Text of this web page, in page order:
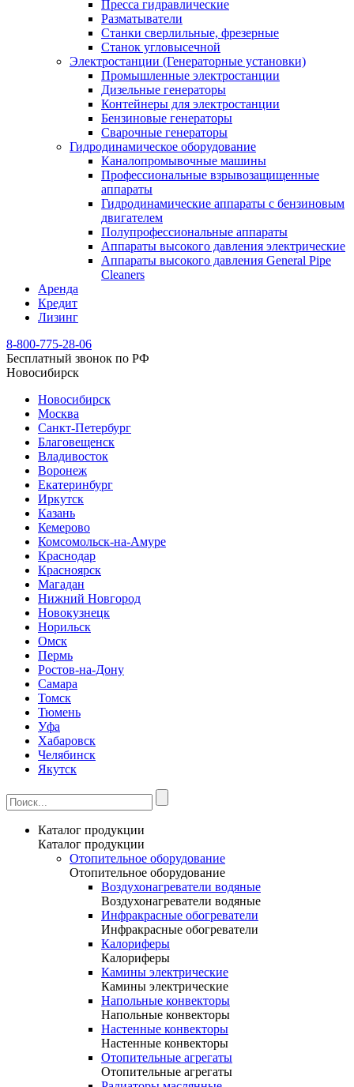
Пресса гидравлические
Разматыватели
Станки сверлильные, фрезерные
Станок угловысечной
Электростанции (Генераторные установки)
Промышленные электростанции
Дизельные генераторы
Контейнеры для электростанции
Бензиновые генераторы
Сварочные генераторы
Гидродинамическое оборудование
Каналопромывочные машины
Профессиональные взрывозащищенные
аппараты
Гидродинамические аппараты с бензиновым
двигателем
Полупрофессиональные аппараты
Аппараты высокого давления электрические
Аппараты высокого давления General Pipe
Cleaners
Аренда
Кредит
Лизинг
8-800-775-28-06
Бесплатный звонок по РФ
Новосибирск
Новосибирск
Москва
Санкт-Петербург
Благовещенск
Владивосток
Воронеж
Екатеринбург
Иркутск
Казань
Кемерово
Комсомольск-на-Амуре
Краснодар
Красноярск
Магадан
Нижний Новгород
Новокузнецк
Норильск
Омск
Пермь
Ростов-на-Дону
Самара
Томск
Тюмень
Уфа
Хабаровск
Челябинск
Якутск
Каталог продукции
Каталог продукции
Отопительное оборудование
Отопительное оборудование
Воздухонагреватели водяные
Воздухонагреватели водяные
Инфракрасные обогреватели
Инфракрасные обогреватели
Калориферы
Калориферы
Камины электрические
Камины электрические
Напольные конвекторы
Напольные конвекторы
Настенные конвекторы
Настенные конвекторы
Отопительные агрегаты
Отопительные агрегаты